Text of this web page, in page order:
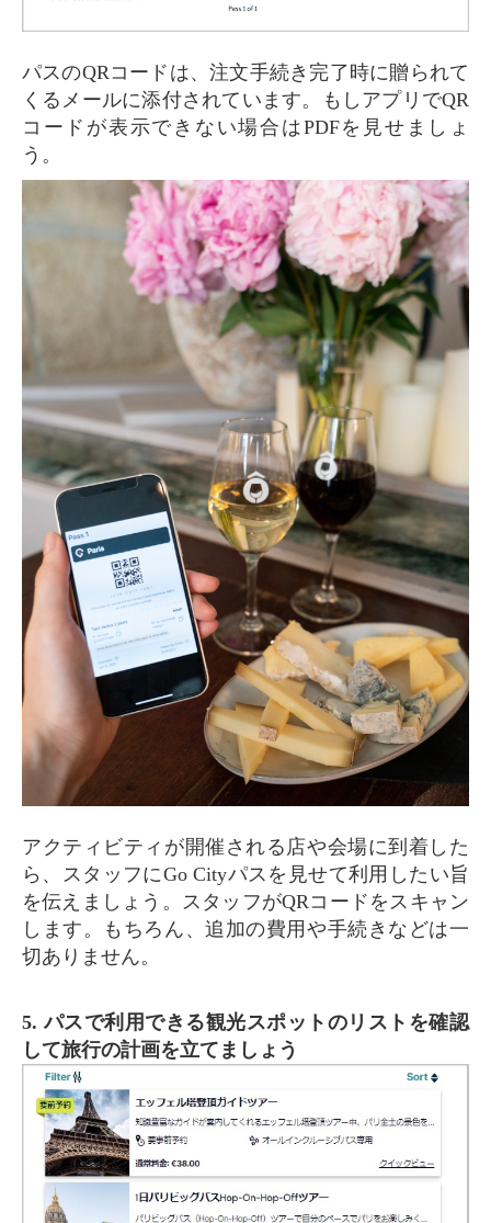
パスのQRコードは、注文手続き完了時に贈られて
くるメールに添付されています。もしアプリでQR
コードが表示できない場合はPDFを見せましょ
う。
アクティビティが開催される店や会場に到着した
ら、スタッフにGo Cityパスを見せて利用したい旨
を伝えましょう。スタッフがQRコードをスキャン
します。もちろん、追加の費用や手続きなどは一
切ありません。
5. パスで利用できる観光スポットのリストを確認
して旅行の計画を立てましょう